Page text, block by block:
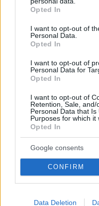
grant or deny consent to
use your data for below
consent section.
Opted In
I want to opt-out of
Personal Data.
Opted In
I want to opt-out of
Personal Data for
Opted In
I want to opt-out of
Retention, Sale,
Personal Data that
Purposes for which it
Opted In
Google consents
CONFIRM
Data Deletion